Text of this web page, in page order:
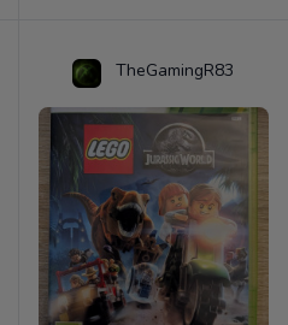
TheGamingR83